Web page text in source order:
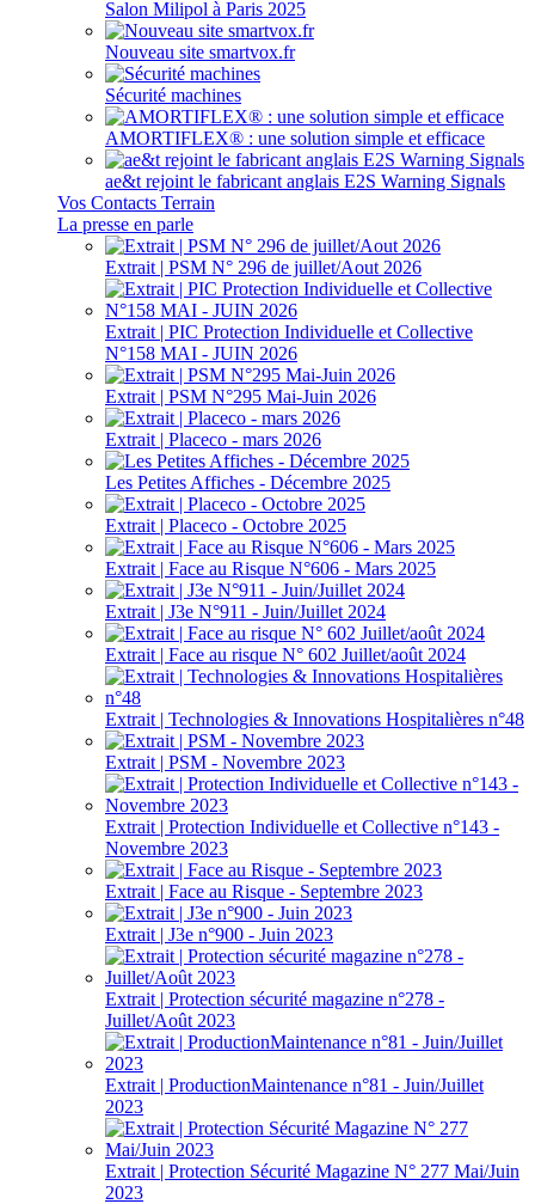
Salon Milipol à Paris 2025
Nouveau site smartvox.fr
Sécurité machines
AMORTIFLEX® : une solution simple et efficace
ae&t rejoint le fabricant anglais E2S Warning Signals
Vos Contacts Terrain
La presse en parle
Extrait | PSM N° 296 de juillet/Aout 2026
Extrait | PIC Protection Individuelle et Collective
N°158 MAI - JUIN 2026
Extrait | PSM N°295 Mai-Juin 2026
Extrait | Placeco - mars 2026
Les Petites Affiches - Décembre 2025
Extrait | Placeco - Octobre 2025
Extrait | Face au Risque N°606 - Mars 2025
Extrait | J3e N°911 - Juin/Juillet 2024
Extrait | Face au risque N° 602 Juillet/août 2024
Extrait | Technologies & Innovations Hospitalières n°48
Extrait | PSM - Novembre 2023
Extrait | Protection Individuelle et Collective n°143 -
Novembre 2023
Extrait | Face au Risque - Septembre 2023
Extrait | J3e n°900 - Juin 2023
Extrait | Protection sécurité magazine n°278 -
Juillet/Août 2023
Extrait | ProductionMaintenance n°81 - Juin/Juillet
2023
Extrait | Protection Sécurité Magazine N° 277 Mai/Juin
2023